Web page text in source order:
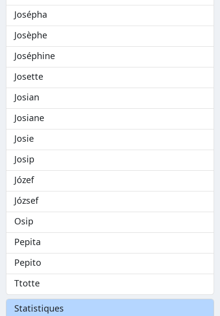
Josépha
Josèphe
Joséphine
Josette
Josian
Josiane
Josie
Josip
Józef
József
Osip
Pepita
Pepito
Ttotte
Statistiques